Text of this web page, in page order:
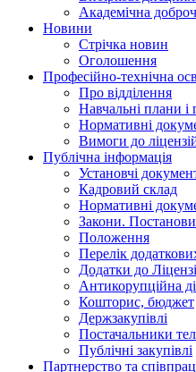
Академічна
Новини
Стрічка новин
Оголошення
Професійно-технічна
Про відділення
Навчальні плани і
Нормативнi
Вимоги до
Публічна інформація
Установчi
Кадровий склад
Нормативнi
Закони.
Положення
Перелік
Додатки до
Антикорупційна
Кошторис, бюджет
Держзакупiвлi
Постачальники
Публічні закупівлі
Партнерство та